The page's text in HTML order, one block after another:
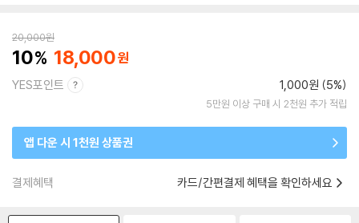
20,000원
10 18,000
YES포인트 1,000원 (5%)
5만원 이상 구매 시 2천원 추가 적립
앱 다운 시 1천원 상품권
결제혜택 카드/간편결제 혜택을 확인하세요